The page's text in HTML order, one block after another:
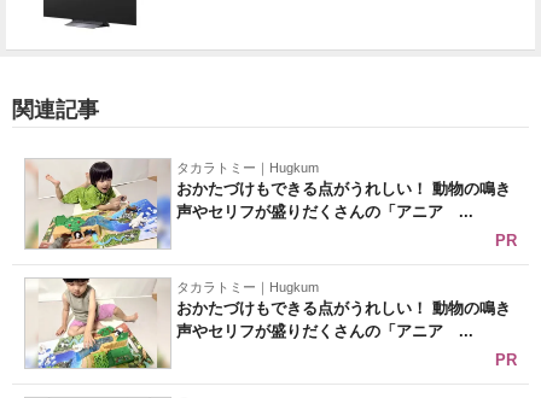
関連記事
タカラトミー｜Hugkum
おかたづけもできる点がうれしい！ 動物の鳴き
声やセリフが盛りだくさんの「アニア ...
PR
タカラトミー｜Hugkum
おかたづけもできる点がうれしい！ 動物の鳴き
声やセリフが盛りだくさんの「アニア ...
PR